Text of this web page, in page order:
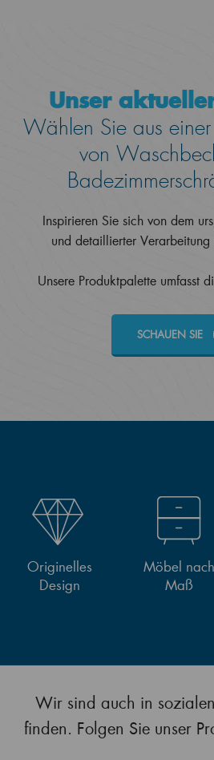
Unser
Wählen Sie aus
von
Inspirieren Sie sich von dem
und detaillierter Verarbeitung
Unsere Produktpalette umfasst
SCHAUEN SIE
Originelles
Design
Möbel nach
Maß
Wir sind auch in
finden. Folgen Sie unser